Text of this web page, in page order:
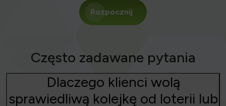
Rozpocznij
Często zadawane pytania
Dlaczego klienci wolą
sprawiedliwą kolejkę od loterii lub